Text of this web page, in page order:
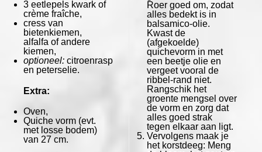
3 eetlepels kwark of
crème fraîche,
cress van
bietenkiemen,
alfalfa of andere
kiemen,
optioneel: citroenrasp
en peterselie.
Extra:
Oven,
Quiche vorm (evt.
met losse bodem)
van 27 cm.
Roer goed om, zodat
alles bedekt is in
balsamico-olie.
Kwast de
(afgekoelde)
quichevorm in met
een beetje olie en
vergeet vooral de
ribbel-rand niet.
Rangschik het
groente mengsel over
de vorm en zorg dat
alles goed strak
tegen elkaar aan ligt.
Vervolgens maak je
het korstdeeg: Meng